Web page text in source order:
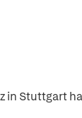
in Stuttgart